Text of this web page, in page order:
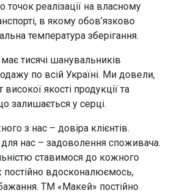
реалізації на власному
в якому обов’язково
температура зберігання.
тисячі шанувальників
по всій Україні. Ми довели,
якості продукції та
залишається у серці.
з нас – довіра клієнтів.
нас – задоволення споживача.
ставимося до кожного
постійно вдосконалюємось,
ТМ «Макей» постійно